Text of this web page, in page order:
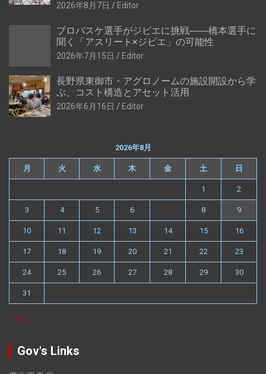
2026年8月7日 Editor
プロバスケ選手がジビエに挑戦――橋本選手に
聞く「アスリート×ジビエ」の可能性
2026年7月15日 Editor
長野県東御市・アグロノームの施設開設から学
ぶ、コスト構造とアセット活用
2026年6月16日 Editor
2026年8月
月 火 水 木 金 土 日
1 2
3 4 5 6 7 8 9
10 11 12 13 14 15 16
17 18 19 20 21 22 23
24 25 26 27 28 29 30
31
« 7月
Gov's Links